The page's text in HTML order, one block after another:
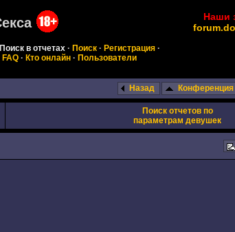
Наши
Поиск в отчетах· Поиск· Регистрация·
FAQ · Кто онлайн · Пользователи
Назад Конференция
Поиск отчетов по
параметрам девушек